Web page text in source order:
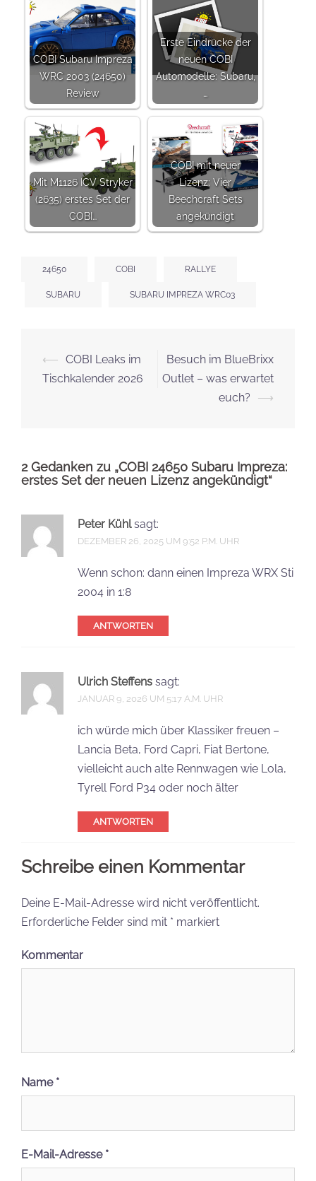
COBI Subaru Impreza
WRC 2003 (24650)
Review
Erste Eindrücke der
neuen COBI
Automodelle: Subaru,
…
Mit M1126 ICV Stryker
(2635) erstes Set der
COBI…
COBI mit neuer
Lizenz: Vier
Beechcraft Sets
angekündigt
24650 COBI RALLYE
SUBARU SUBARU IMPREZA WRC03
Beitrags-
Navigation
⟵ COBI Leaks im
Tischkalender 2026
Besuch im BlueBrixx
Outlet – was erwartet
euch?
⟶
2 Gedanken zu „COBI 24650 Subaru Impreza:
erstes Set der neuen Lizenz angekündigt“
Peter Kühl sagt:
DEZEMBER 26, 2025 UM 9:52 P.M. UHR
Wenn schon: dann einen Impreza WRX Sti
2004 in 1:8
ANTWORTEN
Ulrich Steffens sagt:
JANUAR 9, 2026 UM 5:17 A.M. UHR
ich würde mich über Klassiker freuen –
Lancia Beta, Ford Capri, Fiat Bertone,
vielleicht auch alte Rennwagen wie Lola,
Tyrell Ford P34 oder noch älter
ANTWORTEN
Schreibe einen Kommentar
Deine E-Mail-Adresse wird nicht veröffentlicht.
Erforderliche Felder sind mit * markiert
Kommentar
Name *
E-Mail-Adresse *